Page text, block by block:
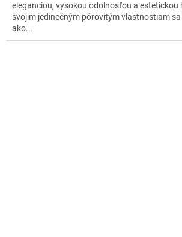
eleganciou, vysokou odolnosťou a
svojim jedinečným pórovitým vlastnostiam
ako...